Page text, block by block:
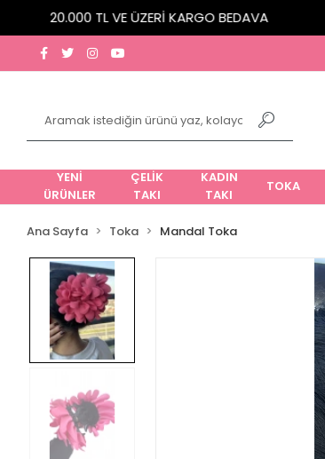
20.000 TL VE ÜZERİ KARGO BEDAVA
YENİ
ÜRÜNLER
ÇELİK
TAKI
KADIN
TAKI
TOKA
Ana Sayfa Toka Mandal Toka